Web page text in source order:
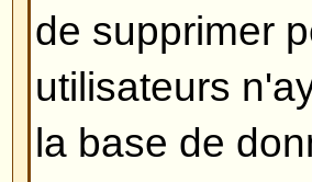
groupe phpBB
Revenir en haut
Comment puis-je
de mon nom